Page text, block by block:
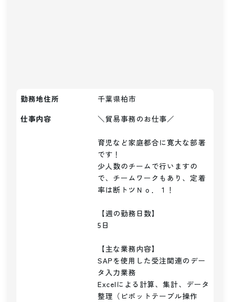
勤務地住所
千葉県柏市
仕事内容
＼貿易事務のお仕事／
育児など家庭都合に寛大な部署
です！
少人数のチームで行いますの
で、チームワークもあり、定着
率は断トツＮｏ．１！
【週の勤務日数】
5日
【主な業務内容】
SAPを使用した受注関連のデー
タ入力業務
Excelによる計算、集計、データ
整理（ピポットテーブル操作